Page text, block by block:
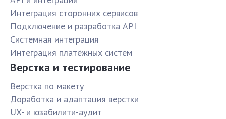
Интеграция сторонних сервисов
Подключение и разработка API
Системная интеграция
Интеграция платёжных систем
Верстка и тестирование
Верстка по макету
Доработка и адаптация верстки
UX- и юзабилити-аудит